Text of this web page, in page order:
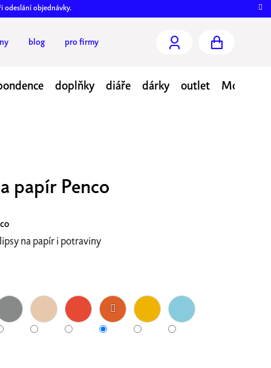
odeslání objednávky.
blog pro firmy
KOŠÍK
doplňky diáře dárky outlet Moje
papír Penco
na papír i potraviny